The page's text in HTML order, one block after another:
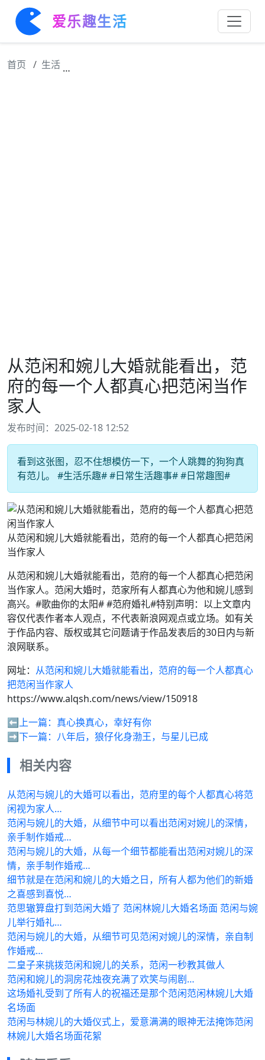
爱乐趣生活
首页 生活
从范闲和婉儿大婚就能看出，范
府的每一个人都真心把范闲当作
家人
发布时间：2025-02-18 12:52
看到这张图，忍不住想模仿一下，一个人跳舞的狗狗真
有范儿。 #生活乐趣# #日常生活趣事# #日常趣图#
从范闲和婉儿大婚就能看出，范府的每一个人都真心把范闲
当作家人
从范闲和婉儿大婚就能看出，范府的每一个人都真心把范闲
当作家人。范闲大婚时，范家所有人都真心为他和婉儿感到
高兴。#歌曲你的太阳# #范府婚礼#特别声明：以上文章内
容仅代表作者本人观点，不代表新浪网观点或立场。如有关
于作品内容、版权或其它问题请于作品发表后的30日内与新
浪网联系。
网址： 从范闲和婉儿大婚就能看出，范府的每一个人都真心
把范闲当作家人
https://www.alqsh.com/news/view/150918
⬅️上一篇： 真心换真心，幸好有你
➡️下一篇： 八年后，狼仔化身渤王，与星儿已成
相关内容
从范闲与婉儿的大婚可以看出，范府里的每个人都真心将范
闲视为家人…
范闲与婉儿的大婚，从细节中可以看出范闲对婉儿的深情，
亲手制作婚戒…
范闲与婉儿的大婚，从每一个细节都能看出范闲对婉儿的深
情，亲手制作婚戒…
细节就是在范闲和婉儿的大婚之日，所有人都为他们的新婚
之喜感到喜悦…
范思辙算盘打到范闲大婚了 范闲林婉儿大婚名场面 范闲与婉
儿举行婚礼…
范闲与婉儿的大婚，从细节可见范闲对婉儿的深情，亲自制
作婚戒…
二皇子来挑拨范闲和婉儿的关系，范闲一秒教其做人
范闲和婉儿的洞房花烛夜充满了欢笑与闹剧…
这场婚礼受到了所有人的祝福还是那个范闲范闲林婉儿大婚
名场面
范闲与林婉儿的大婚仪式上，爱意满满的眼神无法掩饰范闲
林婉儿大婚名场面花絮